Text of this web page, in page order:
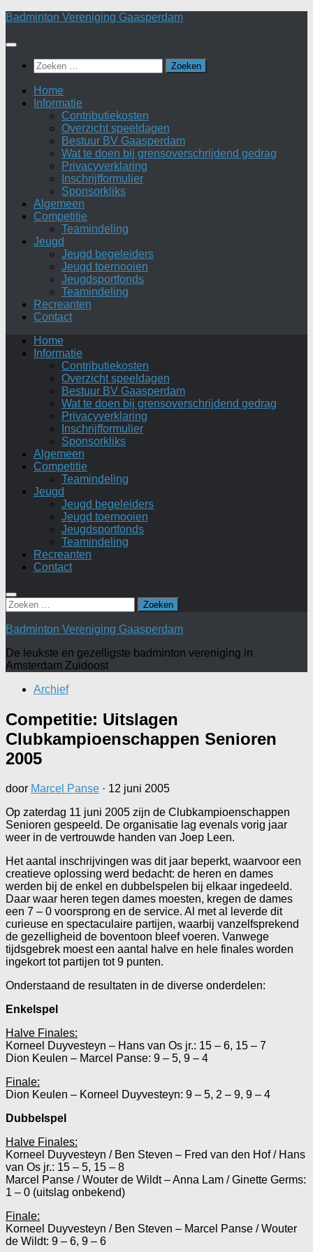
Doorgaan
inhoud
Badminton Vereniging Gaasperdam
Zoeken
naar:
Home
Informatie
Contributiekosten
Overzicht speeldagen
Bestuur BV Gaasperdam
Wat te doen bij grensoverschrijdend gedrag
Privacyverklaring
Inschrijfformulier
Sponsorkliks
Algemeen
Competitie
Teamindeling
Jeugd
Jeugd begeleiders
Jeugd toernooien
Jeugdsportfonds
Teamindeling
Recreanten
Contact
Home
Informatie
Contributiekosten
Overzicht speeldagen
Bestuur BV Gaasperdam
Wat te doen bij grensoverschrijdend gedrag
Privacyverklaring
Inschrijfformulier
Sponsorkliks
Algemeen
Competitie
Teamindeling
Jeugd
Jeugd begeleiders
Jeugd toernooien
Jeugdsportfonds
Teamindeling
Recreanten
Contact
Zoeken
naar:
Badminton Vereniging Gaasperdam
De leukste en gezelligste badminton vereniging in
Amsterdam Zuidoost
Archief
Competitie: Uitslagen
Clubkampioenschappen Senioren
2005
door Marcel Panse · 12 juni 2005
Op zaterdag 11 juni 2005 zijn de Clubkampioenschappen
Senioren gespeeld. De organisatie lag evenals vorig jaar
weer in de vertrouwde handen van Joep Leen.
Het aantal inschrijvingen was dit jaar beperkt, waarvoor een
creatieve oplossing werd bedacht: de heren en dames
werden bij de enkel en dubbelspelen bij elkaar ingedeeld.
Daar waar heren tegen dames moesten, kregen de dames
een 7 – 0 voorsprong en de service. Al met al leverde dit
curieuse en spectaculaire partijen, waarbij vanzelfsprekend
de gezelligheid de boventoon bleef voeren. Vanwege
tijdsgebrek moest een aantal halve en hele finales worden
ingekort tot partijen tot 9 punten.
Onderstaand de resultaten in de diverse onderdelen:
Enkelspel
Halve Finales:
Korneel Duyvesteyn – Hans van Os jr.: 15 – 6, 15 – 7
Dion Keulen – Marcel Panse: 9 – 5, 9 – 4
Finale:
Dion Keulen – Korneel Duyvesteyn: 9 – 5, 2 – 9, 9 – 4
Dubbelspel
Halve Finales:
Korneel Duyvesteyn / Ben Steven – Fred van den Hof / Hans
van Os jr.: 15 – 5, 15 – 8
Marcel Panse / Wouter de Wildt – Anna Lam / Ginette Germs:
1 – 0 (uitslag onbekend)
Finale:
Korneel Duyvesteyn / Ben Steven – Marcel Panse / Wouter
de Wildt: 9 – 6, 9 – 6